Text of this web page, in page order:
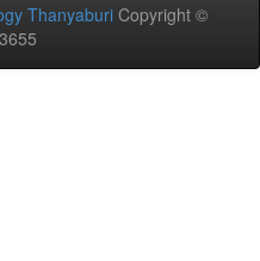
Thanyaburi Copyright ©